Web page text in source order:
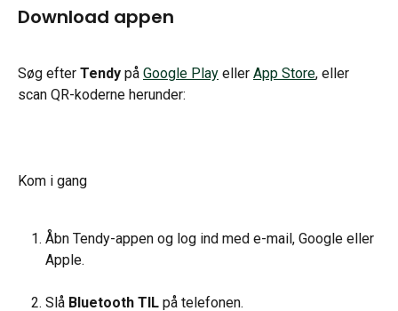
Download appen
Søg efter Tendy på Google Play eller App Store, eller
scan QR-koderne herunder:
Kom i gang
Åbn Tendy-appen og log ind med e-mail, Google eller
Apple.
Slå Bluetooth TIL på telefonen.